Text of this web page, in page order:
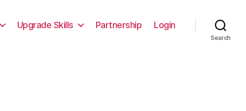
Upgrade Skills Partnership Login
Search